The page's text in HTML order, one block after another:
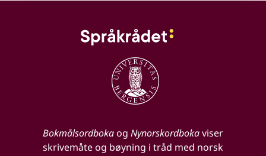
Bokmålsordbokaog Nynorskordbokaviser
skrivemåte og bøyning i tråd med norsk